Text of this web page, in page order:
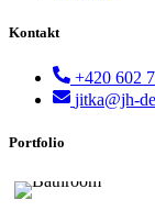
Kontakt
+420 602
jitka@jh-
Portfolio